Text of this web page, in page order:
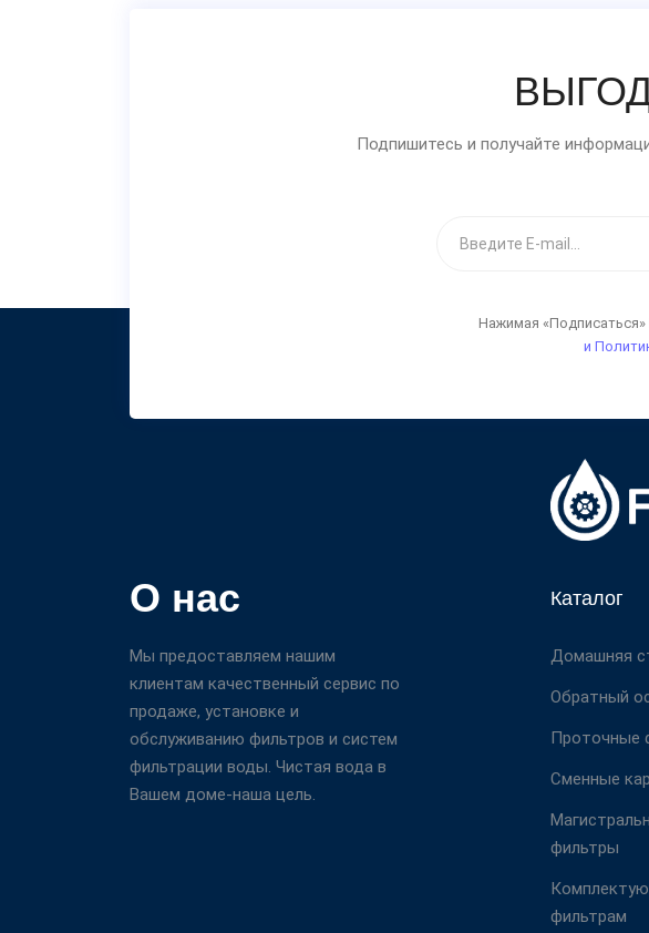
Подпишитесь и получайте
Нажимая
и
О нас
Мы предоставляем нашим
клиентам качественный сервис по
продаже, установке и
обслуживанию фильтров и систем
фильтрации воды. Чистая вода в
Вашем доме-наша цель.
Каталог
Домашняя
Обратный
Проточные
Сменные
фильтры
фильтрам